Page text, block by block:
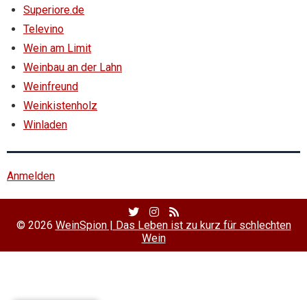
Superiore.de
Televino
Wein am Limit
Weinbau an der Lahn
Weinfreund
Weinkistenholz
Winladen
Anmelden
Twitter
Profile
Facebook
Profile
RSS
Feed
© 2026 WeinSpion | Das Leben ist zu kurz für schlechten
Wein